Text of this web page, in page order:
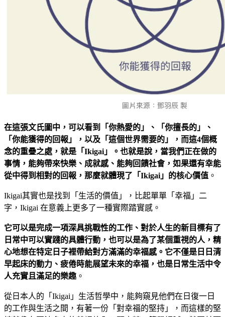
在這張文氏圖中，可以看到「你熱愛的」、「你擅長的」、
「你能獲得的回報」，以及「這個世界需要的」，而這4個概
念的重疊之處，就是「Ikigai」。也就是說，當我們正在做的
事情，能夠帶來快樂、成就感、能夠回饋社會，如果還有幸能
從中得到相對的回報，那麼就體現了「Ikigai」的核心價值 。
Ikigai其實也是找到「生活的價值」，比起單單「幸福」二
字，Ikigai 在意義上更多了一種實際踏實感。
它可以是完成一項深具挑戰性的工作、對於人生的新目標有了
日常中可以實踐的具體行動，也可以是為了某個重視的人，精
心地想在特定日子裡帶給對方滿滿的幸福感。它不僅是日日清
早起床的動力、疲倦時能展望未來的幸福，也是日常生活中令
人充實且滿足的樂趣 。
從日本人的「Ikigai」生活哲學中，能夠窺見他們在日復一日
的工作與生活之間，有著一份「對幸福的堅持」，而這樣的堅